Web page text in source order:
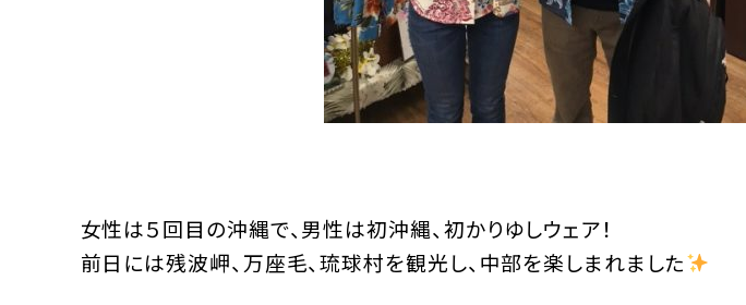
女性は５回目の沖縄で、男性は初沖縄、初かりゆしウェア！
前日には残波岬、万座毛、琉球村を観光し、中部を楽しまれました